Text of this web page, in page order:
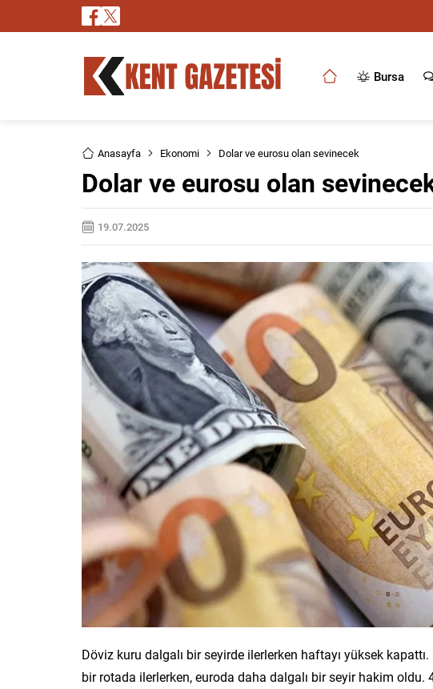
Bursa
Anasayfa Ekonomi Dolar ve eurosu olan sevinecek
Dolar ve eurosu olan
19.07.2025
Döviz kuru dalgalı bir seyirde ilerlerken haftayı yüksek
bir rotada ilerlerken, euroda daha dalgalı bir seyir hakim